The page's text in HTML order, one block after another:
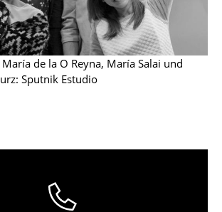
Tische
de la O Reyna, María Salai und
Sputnik Estudio